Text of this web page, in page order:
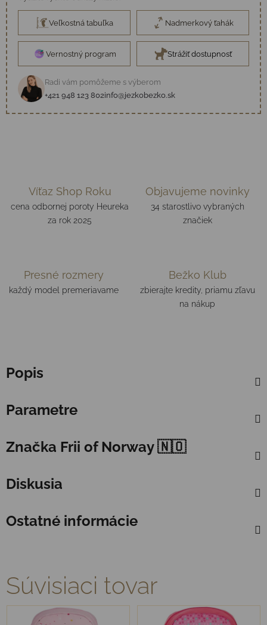
Veľkostná tabuľka Nadmerkový ťahák
Vernostný program Strážiť dostupnosť
Radi vám pomôžeme s výberom
+421 948 123 802info@jezkobezko.sk
Víťaz Shop Roku
cena odbornej poroty Heureka
za rok 2025
Objavujeme novinky
34 starostlivo vybraných
značiek
Presné rozmery
každý model premeriavame
Bežko Klub
zbierajte kredity, priamu zľavu
na nákup
Popis
Parametre
Značka Frii of Norway 🇳🇴
Diskusia
Ostatné informácie
Súvisiaci tovar